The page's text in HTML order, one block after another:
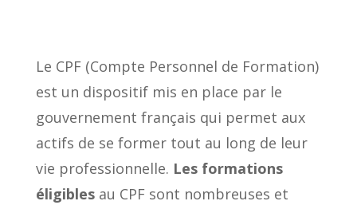
Le CPF (Compte Personnel de Formation)
est un dispositif mis en place par le
gouvernement français qui permet aux
actifs de se former tout au long de leur
vie professionnelle. Les formations
éligiblesau CPF sont nombreuses et